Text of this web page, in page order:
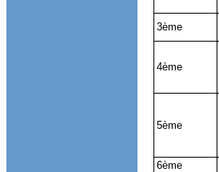
3ème
4ème
5ème
6ème